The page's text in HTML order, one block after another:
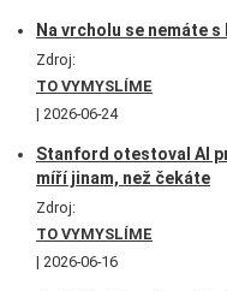
Na vrcholu se nemáte
Zdroj:
TO VYMYSLÍME
2026-06-24
Stanford otestoval AI
míří jinam, než čekáte
Zdroj:
TO VYMYSLÍME
2026-06-16